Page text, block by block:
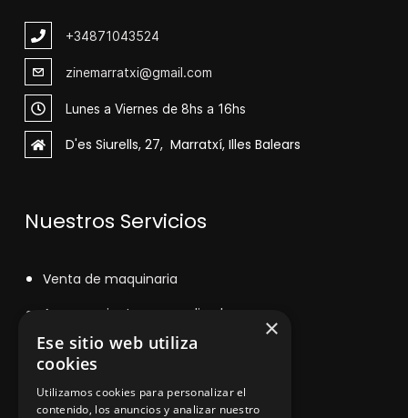
+34871043524
zinemarratxi@gmail.com
Lunes a Viernes de 8hs a 16hs
D'es Siurells, 27, Marratxí, Illes Balears
Nuestros Servicios
Venta de maquinaria
Asesoramiento personalizado
Instalación y reparación
×
Ese sitio web utiliza
cookies
Utilizamos cookies para personalizar el
contenido, los anuncios y analizar nuestro